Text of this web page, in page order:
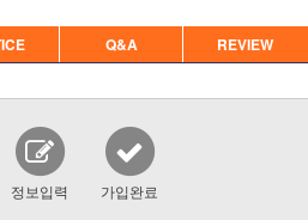
Q&A
REVIEW
정보입력 가입완료